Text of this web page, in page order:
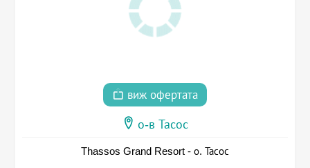
виж офертата
о-в Тасос
Thassos Grand Resort - о. Тасос